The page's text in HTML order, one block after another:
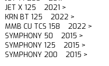
JET X 125 2021 >
KRN BT 125 2022 >
MMB CU TCS 158 2022 >
SYMPHONY 50 2015 >
SYMPHONY 125 2015 >
SYMPHONY 200 2015 >